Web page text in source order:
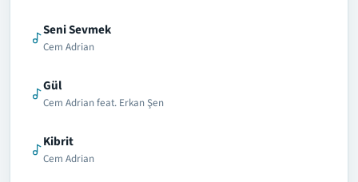
Seni Sevmek
Cem Adrian
Gül
Cem Adrian feat. Erkan Şen
Kibrit
Cem Adrian